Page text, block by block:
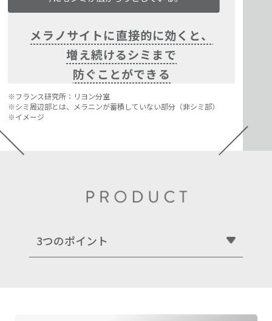
メラノサイトに直接的に効くと、
増え続けるシミまで
防ぐことができる
フランス研究所：リヨン分室
シミ周辺部とは、メラニンが蓄積していない部分（非シミ部）
イメージ
3つのポイント